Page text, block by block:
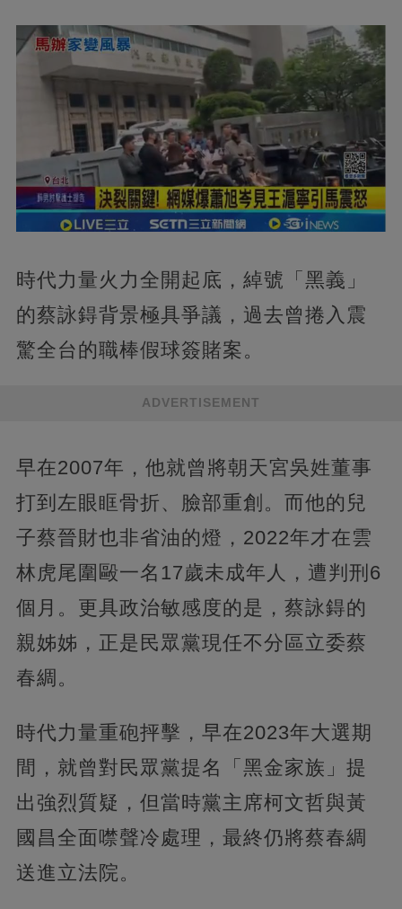
時代力量火力全開起底，綽號「黑義」
的蔡詠鍀背景極具爭議，過去曾捲入震
驚全台的職棒假球簽賭案。
ADVERTISEMENT
早在2007年，他就曾將朝天宮吳姓董事
打到左眼眶骨折、臉部重創。而他的兒
子蔡晉財也非省油的燈，2022年才在雲
林虎尾圍毆一名17歲未成年人，遭判刑6
個月。更具政治敏感度的是，蔡詠鍀的
親姊姊，正是民眾黨現任不分區立委蔡
春綢。
時代力量重砲抨擊，早在2023年大選期
間，就曾對民眾黨提名「黑金家族」提
出強烈質疑，但當時黨主席柯文哲與黃
國昌全面噤聲冷處理，最終仍將蔡春綢
送進立法院。